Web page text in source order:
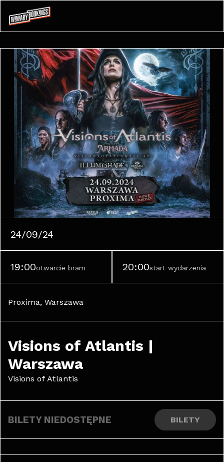
24/09/24
19:00otwarcie bram 20:00start wydarzenia
Proxima, Warszawa
Visions of Atlantis |
Warszawa
Visions of Atlantis
BILETY NIEDOSTĘPNE BILETY